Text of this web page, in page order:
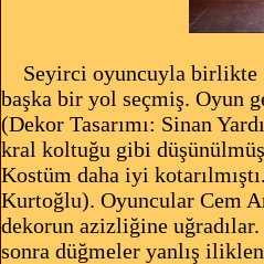
Seyirci oyuncuyla birlikte
başka bir yol seçmiş. Oyun
(Dekor Tasarımı: Sinan
kral koltuğu gibi
Kostüm daha iyi
Kurtoğlu). Oyuncular Cem
dekorun azizliğine
sonra düğmeler yanlış